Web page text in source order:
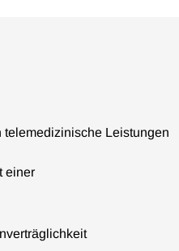
Leistungen
einer